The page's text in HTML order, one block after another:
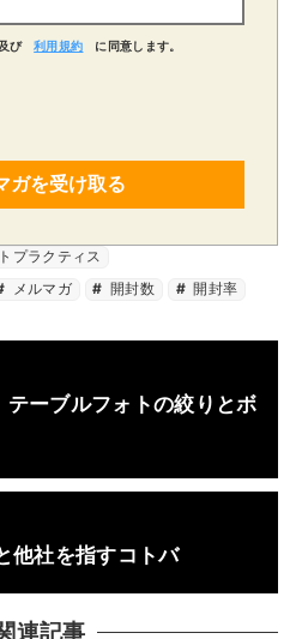
及び 利用規約 に同意します。
ガを受け取る
プラクティス
メルマガ 開封数 開封率
テーブルフォトの絞りとボ
他社を指すコトバ
連記事